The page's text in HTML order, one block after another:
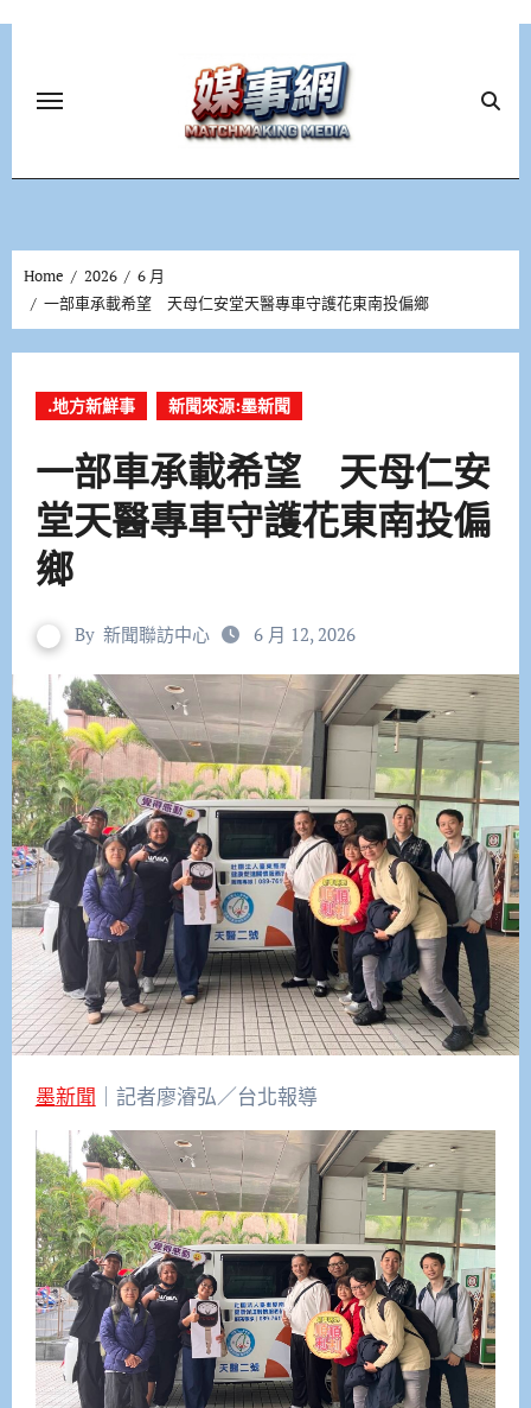
Home 2026
6 月
一部車承載希望 天母仁安堂天醫專車守護花東南投偏鄉
.地方新鮮事 新聞來源:墨新聞
一部車承載希望 天母仁安
堂天醫專車守護花東南投偏
鄉
By 新聞聯訪中心 6 月 12, 2026
墨新聞 ｜記者廖濬弘／台北報導